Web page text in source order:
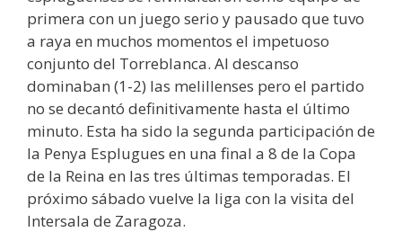
primera con un juego serio y pausado que tuvo
a raya en muchos momentos el impetuoso
conjunto del Torreblanca. Al descanso
dominaban (1-2) las melillenses pero el partido
no se decantó definitivamente hasta el último
minuto. Esta ha sido la segunda participación de
la Penya Esplugues en una final a 8 de la Copa
de la Reina en las tres últimas temporadas. El
próximo sábado vuelve la liga con la visita del
Intersala de Zaragoza.